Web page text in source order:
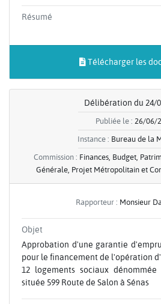
Résumé
Télécharger les
Délibération du 24/
Publiée le : 26/06/
Instance : Bureau de la
Commission : Finances, Budget,
Générale, Projet Métropolitain et
Rapporteur : Monsieur
Objet
Approbation d'une garantie
pour le financement de l'opération
12 logements sociaux
située 599 Route de Salon à Sénas